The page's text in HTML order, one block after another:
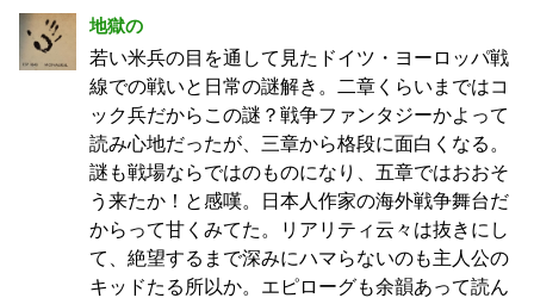
地獄の
若い米兵の目を通して見たドイツ・ヨーロッパ戦
線での戦いと日常の謎解き。二章くらいまではコ
ック兵だからこの謎？戦争ファンタジーかよって
読み心地だったが、三章から格段に面白くなる。
謎も戦場ならではのものになり、五章ではおおそ
う来たか！と感嘆。日本人作家の海外戦争舞台だ
からって甘くみてた。リアリティ云々は抜きにし
て、絶望するまで深みにハマらないのも主人公の
キッドたる所以か。エピローグも余韻あって読ん